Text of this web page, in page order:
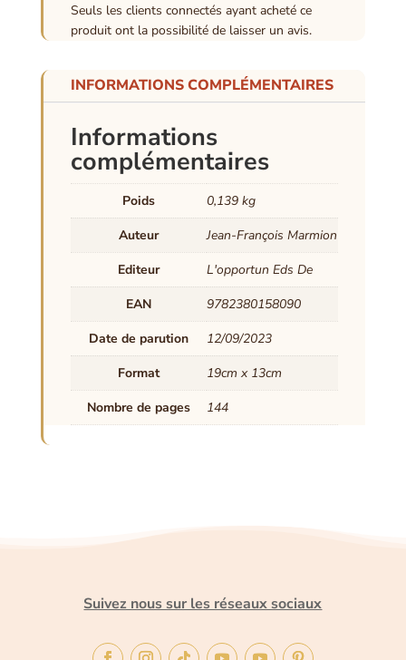
Seuls les clients connectés ayant acheté ce
produit ont la possibilité de laisser un avis.
INFORMATIONS COMPLÉMENTAIRES
Informations
complémentaires
Poids
0,139 kg
Auteur
Jean-François Marmion
Editeur
L'opportun Eds De
EAN
9782380158090
Date de parution
12/09/2023
Format
19cm x 13cm
Nombre de pages
144
Suivez nous sur les réseaux sociaux